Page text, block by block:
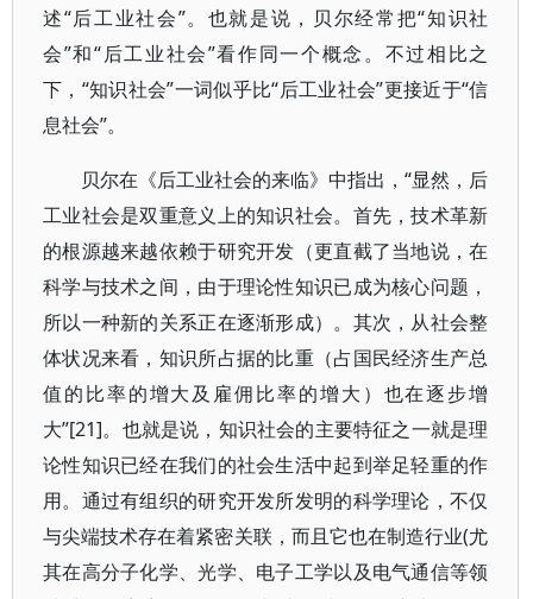
述“后工业社会”。也就是说，贝尔经常把“知识社
会”和“后工业社会”看作同一个概念。不过相比之
下，“知识社会”一词似乎比“后工业社会”更接近于“信
息社会”。
贝尔在《后工业社会的来临》中指出，“显然，后
工业社会是双重意义上的知识社会。首先，技术革新
的根源越来越依赖于研究开发（更直截了当地说，在
科学与技术之间，由于理论性知识已成为核心问题，
所以一种新的关系正在逐渐形成）。其次，从社会整
体状况来看，知识所占据的比重（占国民经济生产总
值的比率的增大及雇佣比率的增大）也在逐步增
大”[21]。也就是说，知识社会的主要特征之一就是理
论性知识已经在我们的社会生活中起到举足轻重的作
用。通过有组织的研究开发所发明的科学理论，不仅
与尖端技术存在着紧密关联，而且它也在制造行业(尤
其在高分子化学、光学、电子工学以及电气通信等领